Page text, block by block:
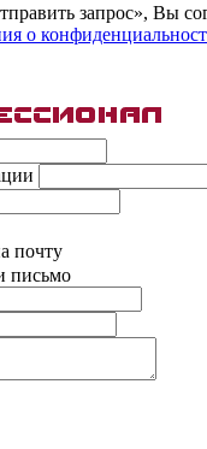
запрос», Вы
о
почту
письмо